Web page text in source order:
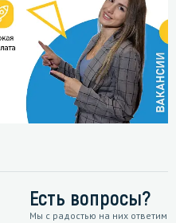
Есть вопросы?
Мы с радостью на них ответим